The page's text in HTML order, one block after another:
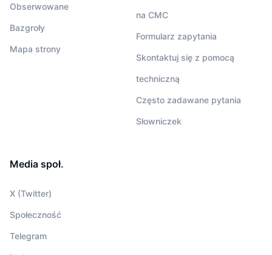
Obserwowane
Bazgroły
Mapa strony
na CMC
Formularz zapytania
Skontaktuj się z pomocą
techniczną
Często zadawane pytania
Słowniczek
Media społ.
X (Twitter)
Społeczność
Telegram